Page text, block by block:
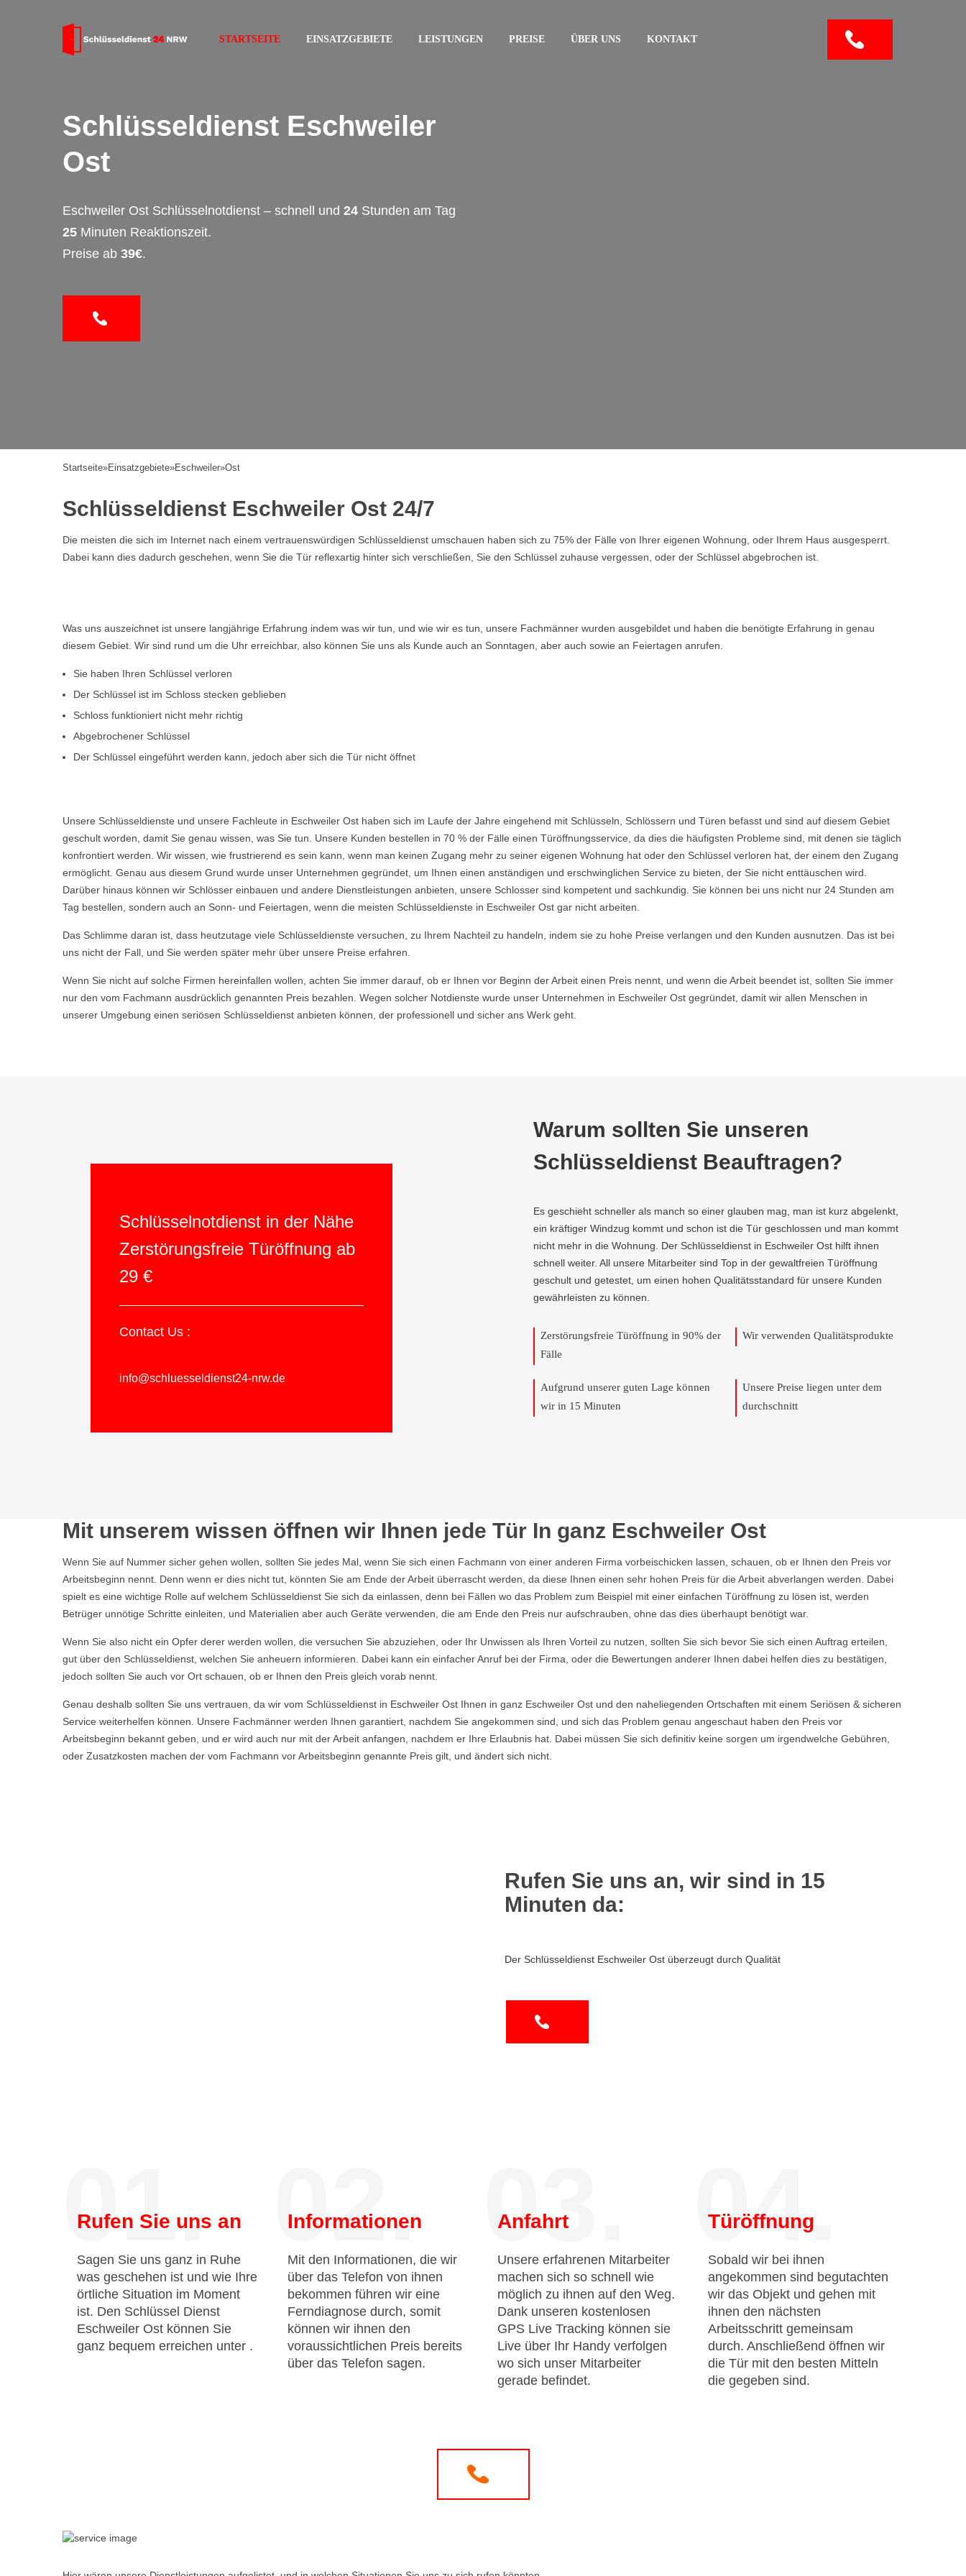
STARTSEITE EINSATZGEBIETE LEISTUNGEN PREISE ÜBER UNS KONTAKT
Schlüsseldienst Eschweiler
Ost
Eschweiler Ost Schlüsselnotdienst – schnell und 24 Stunden am Tag
25 Minuten Reaktionszeit.
Preise ab 39€.
Startseite»Einsatzgebiete»Eschweiler»Ost
Schlüsseldienst Eschweiler Ost 24/7
Die meisten die sich im Internet nach einem vertrauenswürdigen Schlüsseldienst umschauen haben sich zu 75% der Fälle von Ihrer eigenen Wohnung, oder Ihrem Haus ausgesperrt.
Dabei kann dies dadurch geschehen, wenn Sie die Tür reflexartig hinter sich verschließen, Sie den Schlüssel zuhause vergessen, oder der Schlüssel abgebrochen ist.
Was uns auszeichnet ist unsere langjährige Erfahrung indem was wir tun, und wie wir es tun, unsere Fachmänner wurden ausgebildet und haben die benötigte Erfahrung in genau
diesem Gebiet. Wir sind rund um die Uhr erreichbar, also können Sie uns als Kunde auch an Sonntagen, aber auch sowie an Feiertagen anrufen.
Sie haben Ihren Schlüssel verloren
Der Schlüssel ist im Schloss stecken geblieben
Schloss funktioniert nicht mehr richtig
Abgebrochener Schlüssel
Der Schlüssel eingeführt werden kann, jedoch aber sich die Tür nicht öffnet
Unsere Schlüsseldienste und unsere Fachleute in Eschweiler Ost haben sich im Laufe der Jahre eingehend mit Schlüsseln, Schlössern und Türen befasst und sind auf diesem Gebiet
geschult worden, damit Sie genau wissen, was Sie tun. Unsere Kunden bestellen in 70 % der Fälle einen Türöffnungsservice, da dies die häufigsten Probleme sind, mit denen sie täglich
konfrontiert werden. Wir wissen, wie frustrierend es sein kann, wenn man keinen Zugang mehr zu seiner eigenen Wohnung hat oder den Schlüssel verloren hat, der einem den Zugang
ermöglicht. Genau aus diesem Grund wurde unser Unternehmen gegründet, um Ihnen einen anständigen und erschwinglichen Service zu bieten, der Sie nicht enttäuschen wird.
Darüber hinaus können wir Schlösser einbauen und andere Dienstleistungen anbieten, unsere Schlosser sind kompetent und sachkundig. Sie können bei uns nicht nur 24 Stunden am
Tag bestellen, sondern auch an Sonn- und Feiertagen, wenn die meisten Schlüsseldienste in Eschweiler Ost gar nicht arbeiten.
Das Schlimme daran ist, dass heutzutage viele Schlüsseldienste versuchen, zu Ihrem Nachteil zu handeln, indem sie zu hohe Preise verlangen und den Kunden ausnutzen. Das ist bei
uns nicht der Fall, und Sie werden später mehr über unsere Preise erfahren.
Wenn Sie nicht auf solche Firmen hereinfallen wollen, achten Sie immer darauf, ob er Ihnen vor Beginn der Arbeit einen Preis nennt, und wenn die Arbeit beendet ist, sollten Sie immer
nur den vom Fachmann ausdrücklich genannten Preis bezahlen. Wegen solcher Notdienste wurde unser Unternehmen in Eschweiler Ost gegründet, damit wir allen Menschen in
unserer Umgebung einen seriösen Schlüsseldienst anbieten können, der professionell und sicher ans Werk geht.
Schlüsselnotdienst in der Nähe
Zerstörungsfreie Türöffnung ab
29 €
Contact Us :
info@schluesseldienst24-nrw.de
Warum sollten Sie unseren
Schlüsseldienst Beauftragen?
Es geschieht schneller als manch so einer glauben mag, man ist kurz abgelenkt,
ein kräftiger Windzug kommt und schon ist die Tür geschlossen und man kommt
nicht mehr in die Wohnung. Der Schlüsseldienst in Eschweiler Ost hilft ihnen
schnell weiter. All unsere Mitarbeiter sind Top in der gewaltfreien Türöffnung
geschult und getestet, um einen hohen Qualitätsstandard für unsere Kunden
gewährleisten zu können.
Zerstörungsfreie Türöffnung in 90% der
Fälle
Wir verwenden Qualitätsprodukte
Aufgrund unserer guten Lage können
wir in 15 Minuten
Unsere Preise liegen unter dem
durchschnitt
Mit unserem wissen öffnen wir Ihnen jede Tür In ganz Eschweiler Ost
Wenn Sie auf Nummer sicher gehen wollen, sollten Sie jedes Mal, wenn Sie sich einen Fachmann von einer anderen Firma vorbeischicken lassen, schauen, ob er Ihnen den Preis vor
Arbeitsbeginn nennt. Denn wenn er dies nicht tut, könnten Sie am Ende der Arbeit überrascht werden, da diese Ihnen einen sehr hohen Preis für die Arbeit abverlangen werden. Dabei
spielt es eine wichtige Rolle auf welchem Schlüsseldienst Sie sich da einlassen, denn bei Fällen wo das Problem zum Beispiel mit einer einfachen Türöffnung zu lösen ist, werden
Betrüger unnötige Schritte einleiten, und Materialien aber auch Geräte verwenden, die am Ende den Preis nur aufschrauben, ohne das dies überhaupt benötigt war.
Wenn Sie also nicht ein Opfer derer werden wollen, die versuchen Sie abzuziehen, oder Ihr Unwissen als Ihren Vorteil zu nutzen, sollten Sie sich bevor Sie sich einen Auftrag erteilen,
gut über den Schlüsseldienst, welchen Sie anheuern informieren. Dabei kann ein einfacher Anruf bei der Firma, oder die Bewertungen anderer Ihnen dabei helfen dies zu bestätigen,
jedoch sollten Sie auch vor Ort schauen, ob er Ihnen den Preis gleich vorab nennt.
Genau deshalb sollten Sie uns vertrauen, da wir vom Schlüsseldienst in Eschweiler Ost Ihnen in ganz Eschweiler Ost und den naheliegenden Ortschaften mit einem Seriösen & sicheren
Service weiterhelfen können. Unsere Fachmänner werden Ihnen garantiert, nachdem Sie angekommen sind, und sich das Problem genau angeschaut haben den Preis vor
Arbeitsbeginn bekannt geben, und er wird auch nur mit der Arbeit anfangen, nachdem er Ihre Erlaubnis hat. Dabei müssen Sie sich definitiv keine sorgen um irgendwelche Gebühren,
oder Zusatzkosten machen der vom Fachmann vor Arbeitsbeginn genannte Preis gilt, und ändert sich nicht.
Rufen Sie uns an, wir sind in 15
Minuten da:
Der Schlüsseldienst Eschweiler Ost überzeugt durch Qualität
01.
Rufen Sie uns an
Sagen Sie uns ganz in Ruhe
was geschehen ist und wie Ihre
örtliche Situation im Moment
ist. Den Schlüssel Dienst
Eschweiler Ost können Sie
ganz bequem erreichen unter .
02.
Informationen
Mit den Informationen, die wir
über das Telefon von ihnen
bekommen führen wir eine
Ferndiagnose durch, somit
können wir ihnen den
voraussichtlichen Preis bereits
über das Telefon sagen.
03.
Anfahrt
Unsere erfahrenen Mitarbeiter
machen sich so schnell wie
möglich zu ihnen auf den Weg.
Dank unseren kostenlosen
GPS Live Tracking können sie
Live über Ihr Handy verfolgen
wo sich unser Mitarbeiter
gerade befindet.
04.
Türöffnung
Sobald wir bei ihnen
angekommen sind begutachten
wir das Objekt und gehen mit
ihnen den nächsten
Arbeitsschritt gemeinsam
durch. Anschließend öffnen wir
die Tür mit den besten Mitteln
die gegeben sind.